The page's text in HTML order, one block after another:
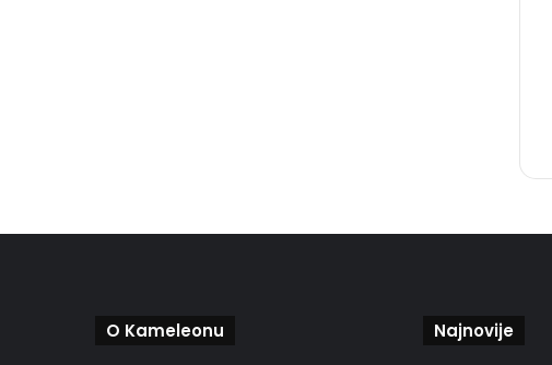
O Kameleonu Najnovije